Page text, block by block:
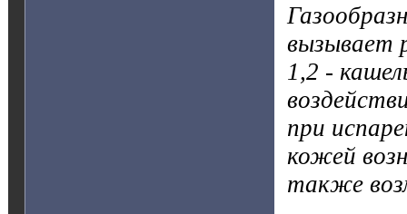
вызывает
1,2 -
при
кожей
также